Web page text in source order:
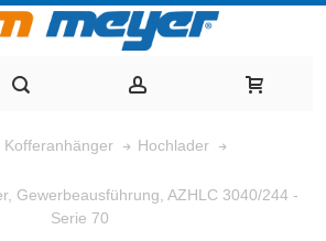
Kofferanhänger
Hochlader
Gewerbeausführung, AZHLC 3040/244 -
Serie 70